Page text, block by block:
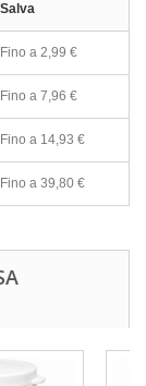
Salva
Fino a 2,99 €
Fino a 7,96 €
Fino a 14,93 €
Fino a 39,80 €